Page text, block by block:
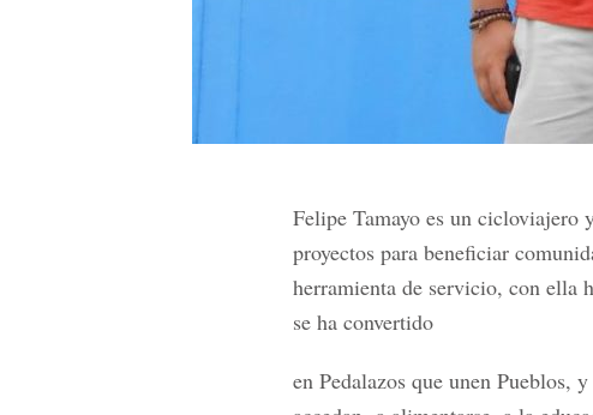
Felipe Tamayo es un cicloviajero
proyectos para beneficiar
herramienta de servicio, con ella
se ha convertido
en Pedalazos que unen Pueblos,